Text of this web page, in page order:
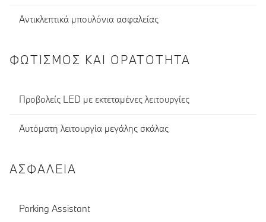
Αντικλεπτικά μπουλόνια ασφαλείας
ΦΩΤΙΣΜΌΣ ΚΑΙ ΟΡΑΤΌΤΗΤΑ
Προβολείς LED με εκτεταμένες λειτουργίες
Αυτόματη λειτουργία μεγάλης σκάλας
ΑΣΦΆΛΕΙΑ
Parking Assistant